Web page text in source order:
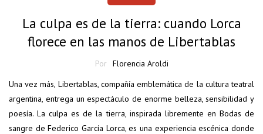
La culpa es de la tierra: cuando Lorca
florece en las manos de Libertablas
Por
Florencia Aroldi
Una vez más, Libertablas, compañía emblemática de la cultura teatral
argentina, entrega un espectáculo de enorme belleza, sensibilidad y
poesía. La culpa es de la tierra, inspirada libremente en Bodas de
sangre de Federico García Lorca, es una experiencia escénica donde